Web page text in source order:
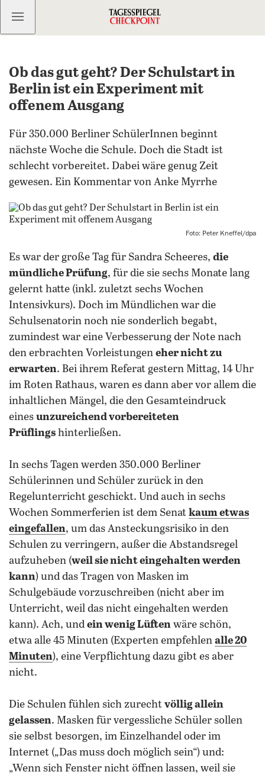
Kostenlos anmelden
Ob das gut geht? Der Schulstart in
Berlin ist ein Experiment mit
offenem Ausgang
Für 350.000 Berliner SchülerInnen beginnt
nächste Woche die Schule. Doch die Stadt ist
schlecht vorbereitet. Dabei wäre genug Zeit
gewesen. Ein Kommentar von Anke Myrrhe
Foto: Peter Kneffel/dpa
Es war der große Tag für Sandra Scheeres, die
mündliche Prüfung, für die sie sechs Monate lang
gelernt hatte (inkl. zuletzt sechs Wochen
Intensivkurs). Doch im Mündlichen war die
Schulsenatorin noch nie sonderlich begabt,
zumindest war eine Verbesserung der Note nach
den erbrachten Vorleistungen eher nicht zu
erwarten. Bei ihrem Referat gestern Mittag, 14 Uhr
im Roten Rathaus, waren es dann aber vor allem die
inhaltlichen Mängel, die den Gesamteindruck
eines unzureichend vorbereiteten
Prüflings hinterließen.
In sechs Tagen werden 350.000 Berliner
Schülerinnen und Schüler zurück in den
Regelunterricht geschickt. Und auch in sechs
Wochen Sommerferien ist dem Senat kaum etwas
eingefallen, um das Ansteckungsrisiko in den
Schulen zu verringern, außer die Abstandsregel
aufzuheben (weil sie nicht eingehalten werden
kann) und das Tragen von Masken im
Schulgebäude vorzuschreiben (nicht aber im
Unterricht, weil das nicht eingehalten werden
kann). Ach, und ein wenig Lüften wäre schön,
etwa alle 45 Minuten (Experten empfehlen alle 20
Minuten), eine Verpflichtung dazu gibt es aber
nicht.
Die Schulen fühlen sich zurecht völlig allein
gelassen. Masken für vergessliche Schüler sollen
sie selbst besorgen, im Einzelhandel oder im
Internet („Das muss doch möglich sein“) und:
„Wenn sich Fenster nicht öffnen lassen, weil sie